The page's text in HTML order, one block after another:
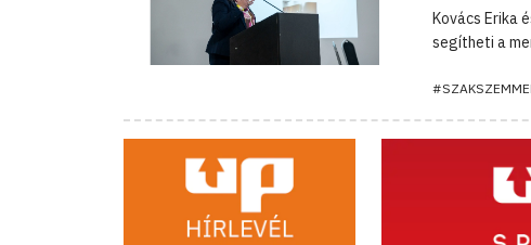
Kovács Erika
segítheti a
#SZAKSZEMMEL